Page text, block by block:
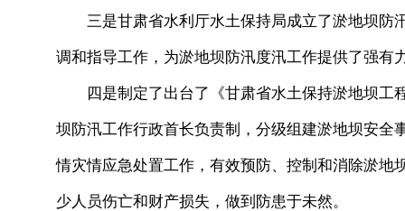
三是甘肃省水利厅水土保持局成立了淤地坝防
调和指导工作，为淤地坝防汛度汛工作提供了强有
四是制定了出台了《甘肃省水土保持淤地坝工
坝防汛工作行政首长负责制，分级组建淤地坝安
情灾情应急处置工作，有效预防、控制和消除淤
少人员伤亡和财产损失，做到防患于未然。